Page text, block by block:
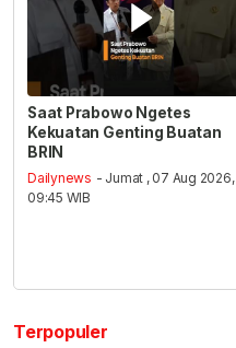
Saat Prabowo Ngetes
Kekuatan Genting Buatan
BRIN
Dailynews - Jumat , 07 Aug 2026,
09:45 WIB
Terpopuler